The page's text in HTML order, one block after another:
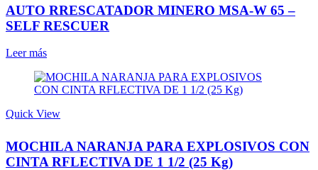
AUTO RRESCATADOR MINERO MSA-W 65 –
SELF RESCUER
Leer más
Quick View
MOCHILA NARANJA PARA EXPLOSIVOS CON
CINTA RFLECTIVA DE 1 1/2 (25 Kg)